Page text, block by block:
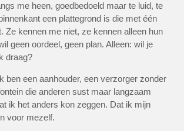
me heen, goedbedoeld maar te luid, te
een plattegrond is die met één
Ze kennen me niet, ze kennen alleen hun
geen oordeel, geen plan. Alleen: wil je
draag?
ben een aanhouder, een verzorger zonder
die anderen sust maar langzaam
ik het anders kon zeggen. Dat ik mijn
voor mezelf.